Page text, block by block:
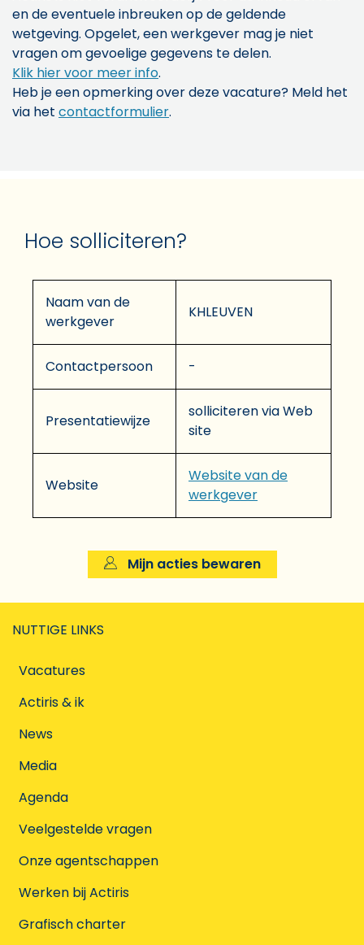
en de eventuele inbreuken op de geldende
wetgeving. Opgelet, een werkgever mag je niet
vragen om gevoelige gegevens te delen.
Klik hier voor meer info.
Heb je een opmerking over deze vacature? Meld het
via het contactformulier.
Hoe solliciteren?
Naam van de
werkgever
KHLEUVEN
Contactpersoon -
Presentatiewijze
solliciteren via Web
site
Website
Website van de
werkgever
Mijn acties bewaren
NUTTIGE LINKS
Vacatures
Actiris & ik
News
Media
Agenda
Veelgestelde vragen
Onze agentschappen
Werken bij Actiris
Grafisch charter